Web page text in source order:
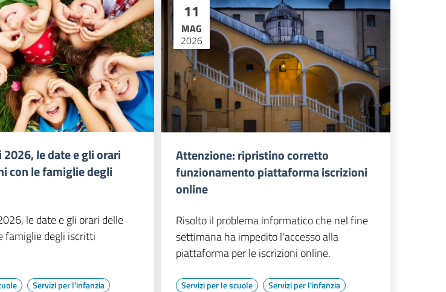
le date e gli orari
con le famiglie degli
le date e gli orari delle
famiglie degli iscritti
Servizi per l'infanzia
11
MAG
2026
Attenzione: ripristino corretto
funzionamento piattaforma iscrizioni
online
Risolto il problema informatico che nel fine
settimana ha impedito l'accesso alla
piattaforma per le iscrizioni online.
Servizi per le scuole
Servizi per l'infanzia